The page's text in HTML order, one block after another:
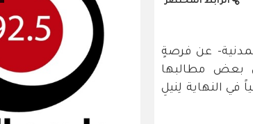
عن فرصةٍ
بعض مطالبها
في النهاية لِنيلِ